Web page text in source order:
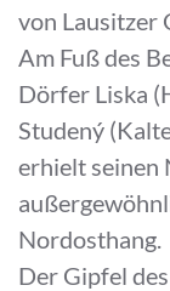
von Lausitzer
Am Fuß des
Dörfer Liska
Studený
erhielt seinen
Nordosthang.
Der Gipfel